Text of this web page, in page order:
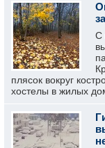
С
плясок вокруг
хостелы в жилых